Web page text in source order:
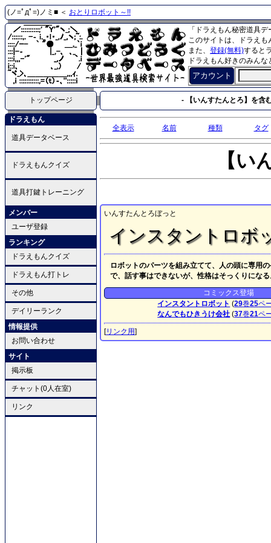
(ノ=ﾟдﾟ=)ノミ■ ＜ おとりロボット～!!
「ドラえもん秘密道具
このサイトは、ドラえ
また、 登録(無料)すると
ドラえもん好きのみん
アカウント
トップページ - 【いんすたんとろ】を含
ドラえもん
道具データベース
ドラえもんクイズ
道具打鍵トレーニング
メンバー
ユーザ登録
ランキング
ドラえもんクイズ
ドラえもん打トレ
その他
デイリーランク
情報提供
お問い合わせ
サイト
掲示板
チャット(0人在室)
リンク
全表示 名前 種類 タグ
【い
いんすたんとろぼっと
インスタントロボ
ロボットのパーツを組み立てて、人の頭に専用
で、話す事はできないが、性格はそっくりにな
コミックス登場
インスタントロボット (29巻25ペ
なんでもひきうけ会社 (37巻21ペ
[リンク用]